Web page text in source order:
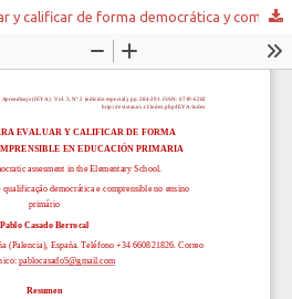
Instrumentos para evaluar y calificar de forma democrática y comprensible en educación primaria